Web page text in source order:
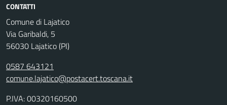
CONTATTI
Comune di Lajatico
Via Garibaldi, 5
56030 Lajatico (PI)
0587 643121
comune.lajatico@postacert.toscana.it
P.IVA: 00320160500